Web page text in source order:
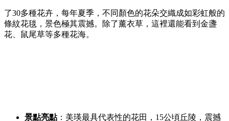
了30多種花卉， 每年夏季， 不同顏色的花朵交織成如彩虹般的
條紋花毯， 景色極其震撼。 除了薰衣草， 這裡還能看到金盞
花、 鼠尾草等多種花海。
景點亮點：美瑛最具代表性的花田， 15公頃丘陵， 震撼